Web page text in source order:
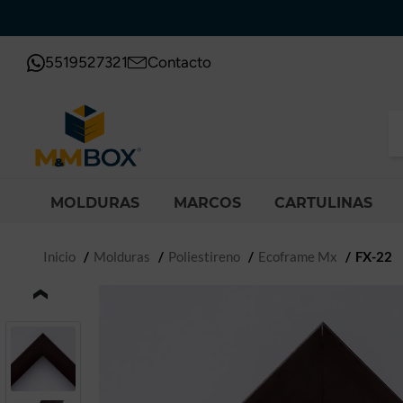
5519527321 Contacto
MOLDURAS MARCOS CARTULINAS
Inicio Molduras Poliestireno Ecoframe Mx FX-22
‹